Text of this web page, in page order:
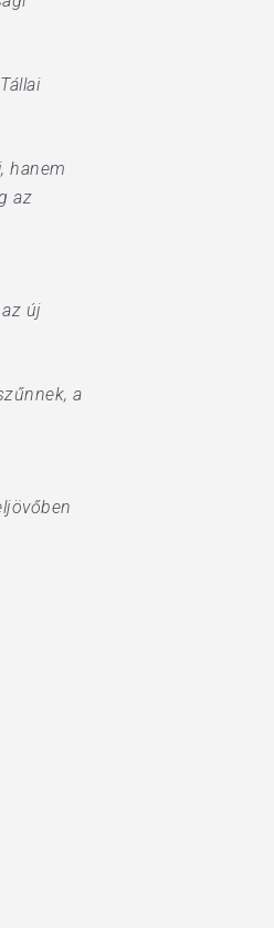
hanem
az
új
a